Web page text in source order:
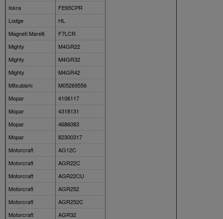
Iskra
FE65CPR
Lodge
HL
Magneti Marelli
F7LCR
Mighty
M4GR22
Mighty
M4GR32
Mighty
M4GR42
Mitsubishi
M05269556
Mopar
4106117
Mopar
4318131
Mopar
4686083
Mopar
82300317
Motorcraft
AG12C
Motorcraft
AGR22C
Motorcraft
AGR22CU
Motorcraft
AGR252
Motorcraft
AGR252C
Motorcraft
AGR32